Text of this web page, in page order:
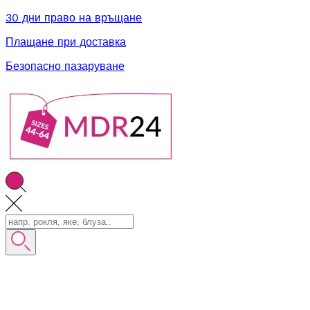
30 дни право на връщане
Плащане при доставка
Безопасно пазаруване